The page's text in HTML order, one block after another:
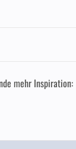
mehr Inspiration: